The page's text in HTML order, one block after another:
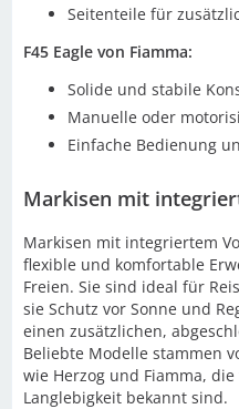
Seitenteile für
F45 Eagle von Fiamma:
Solide und stabile
Manuelle oder
Einfache Bedienung
Markisen mit
Markisen mit integriertem
flexible und komfortable
Freien. Sie sind ideal für
sie Schutz vor Sonne und
einen zusätzlichen,
Beliebte Modelle stammen
wie Herzog und Fiamma,
Langlebigkeit bekannt sind.